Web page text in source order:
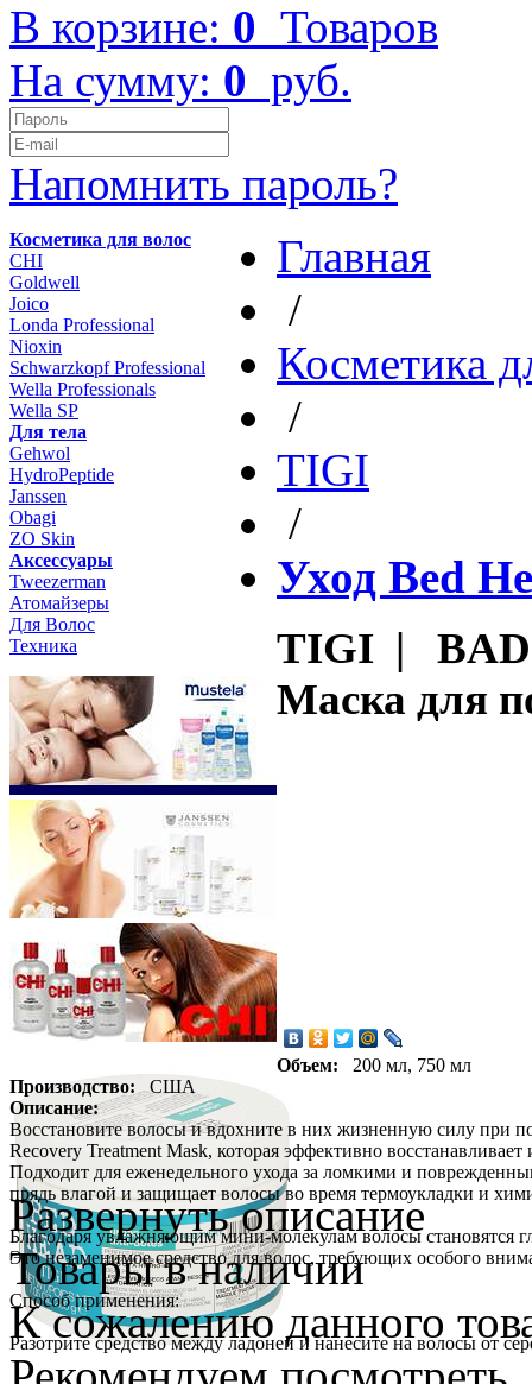
В корзине: 0 Товаров
На сумму: 0 руб.
Напомнить пароль?
Косметика для волос
CHI
Goldwell
Joico
Londa Professional
Nioxin
Schwarzkopf Professional
Wella Professionals
Wella SP
Для тела
Gehwol
HydroPeptide
Janssen
Obagi
ZO Skin
Aксессуары
Tweezerman
Атомайзеры
Для Волос
Техника
Главная
/
Косметика
/
TIGI
/
Уход Bed
TIGI | BAD
Маска для
Объем:
200 мл, 750 мл
Производство:
США
Описание:
Восстановите волосы и вдохните в них жизненную силу при
Recovery Treatment Mask, которая эффективно
Подходит для еженедельного ухода за ломкими и
прядь влагой и защищает волосы во время термоукладки и
Благодаря увлажняющим мини-молекулам волосы становятся
Это незаменимое средство для волос, требующих особого
Способ применения:
Разотрите средство между ладоней и нанесите на волосы от
Развернуть описание
Товары в наличии
К сожалению данного